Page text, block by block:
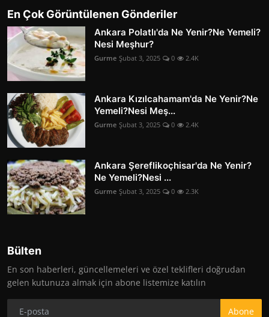
En Çok Görüntülenen Gönderiler
Ankara Polatlı'da Ne Yenir?Ne Yemeli?
Nesi Meşhur?
Gurme Şubat 3, 2025 0 2.4K
Ankara Kızılcahamam'da Ne Yenir?Ne
Yemeli?Nesi Meş...
Gurme Şubat 3, 2025 0 2.4K
Ankara Şereflikoçhisar'da Ne Yenir?
Ne Yemeli?Nesi ...
Gurme Şubat 3, 2025 0 2.3K
Bülten
En son haberleri, güncellemeleri ve özel teklifleri doğrudan
gelen kutunuza almak için abone listemize katılın
Abone